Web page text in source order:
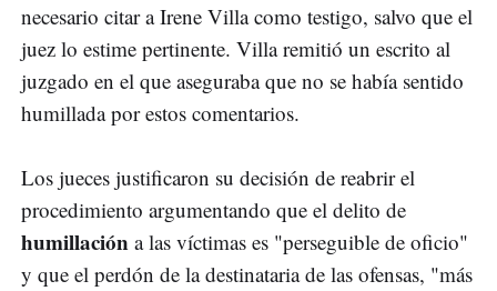
necesario citar a Irene Villa como testigo, salvo que el
juez lo estime pertinente. Villa remitió un escrito al
juzgado en el que aseguraba que no se había sentido
humillada por estos comentarios.
Los jueces justificaron su decisión de reabrir el
procedimiento argumentando que el delito de
humillación a las víctimas es "perseguible de oficio"
y que el perdón de la destinataria de las ofensas, "más